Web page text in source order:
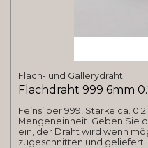
Flach- und Gallerydraht
Flachdraht 999 6mm
Feinsilber 999, Stärke ca.
Mengeneinheit. Geben Sie
ein, der Draht wird wenn
zugeschnitten und geliefert.